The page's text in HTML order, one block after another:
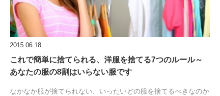
2015.06.18
これで簡単に捨てられる、洋服を捨てる7つのルール～
あなたの服の8割はいらない服です
なかなか服が捨てられない、いったいどの服を捨てるべきなのか